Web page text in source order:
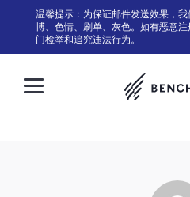
温馨提示：为保证邮件发送效果，
博、色情、刷单、灰色。如有恶意
门检举和追究违法行为。